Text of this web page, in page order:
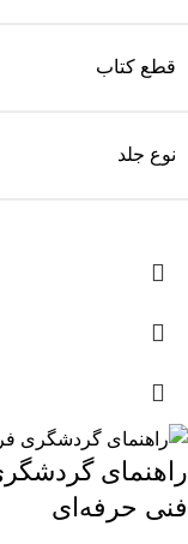
قطع کتاب
نوع جلد
راهنمای
فنی حرفه‌ای